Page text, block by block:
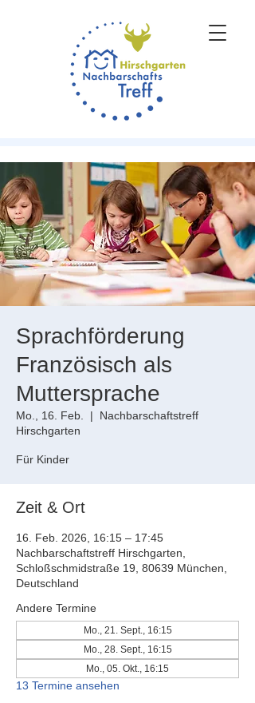
Sprachförderung
Französisch als
Muttersprache
Mo., 16. Feb.
  |
Nachbarschaftstreff
Hirschgarten
Für Kinder
Zeit & Ort
16. Feb. 2026, 16:15 – 17:45
Nachbarschaftstreff Hirschgarten,
Schloßschmidstraße 19, 80639 München,
Deutschland
Andere Termine
Mo., 21. Sept., 16:15
Mo., 28. Sept., 16:15
Mo., 05. Okt., 16:15
13 Termine ansehen